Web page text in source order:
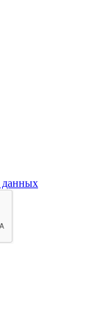
данных